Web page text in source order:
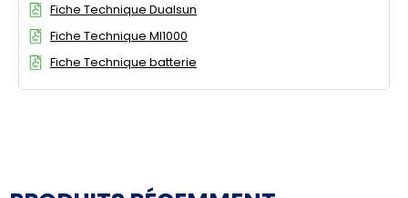
Fiche Technique Dualsun
Fiche Technique MI1000
Fiche Technique batterie